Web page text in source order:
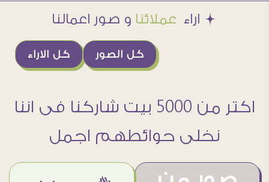
Æ اراء عملائنا و صور اعمالنا
كل الاراء كل الصور
اكتر من 5000 بيت شاركنا فى اننا
نخلى حوائطهم اجمل